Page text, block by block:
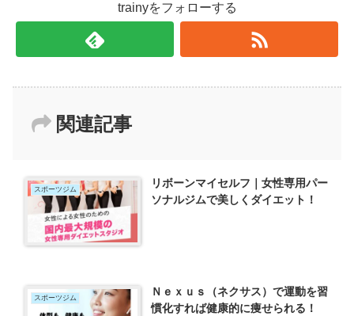
trainyをフォローする
関連記事
スポーツジム
リボーンマイセルフ｜女性専用パー
ソナルジムで美しくダイエット！
スポーツジム
Ｎｅｘｕｓ（ネクサス）で運動を習
慣化すれば健康的に痩せられる！